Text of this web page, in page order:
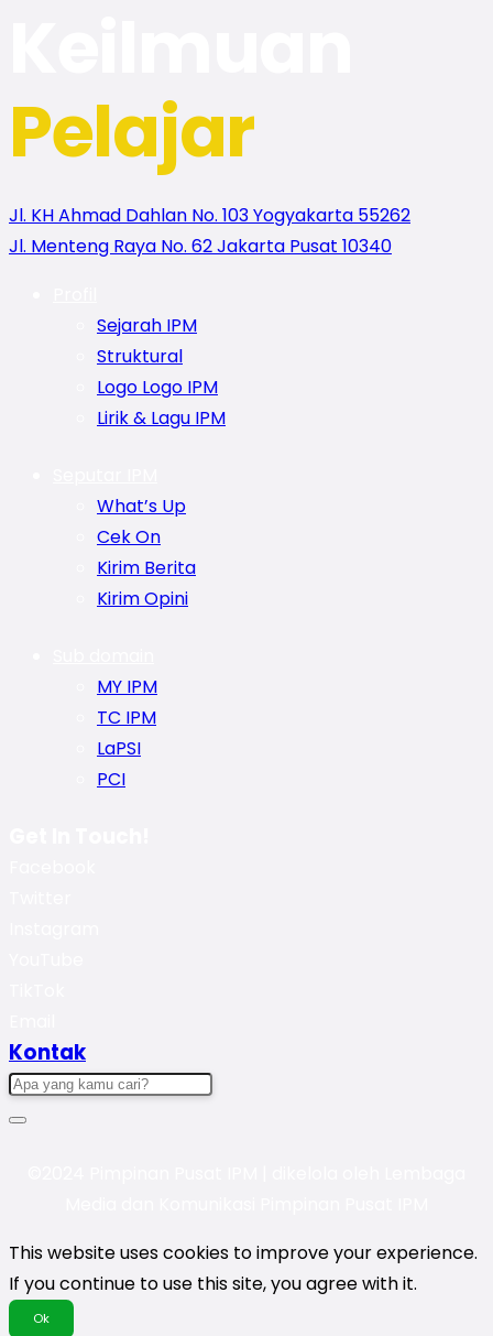
Pelajar
Jl. KH Ahmad Dahlan No. 103 Yogyakarta 55262
Jl. Menteng Raya No. 62 Jakarta Pusat 10340
Sejarah IPM
Struktural
Logo Logo IPM
Lirik & Lagu IPM
What’s Up
Cek On
Kirim Berita
Kirim Opini
MY IPM
TC IPM
LaPSI
PCI
Kontak
This website uses cookies to improve your experience.
If you continue to use this site, you agree with it.
Ok